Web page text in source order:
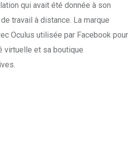
qui avait été donnée à son
travail à distance. La marque
Oculus utilisée par Facebook pour
virtuelle et sa boutique